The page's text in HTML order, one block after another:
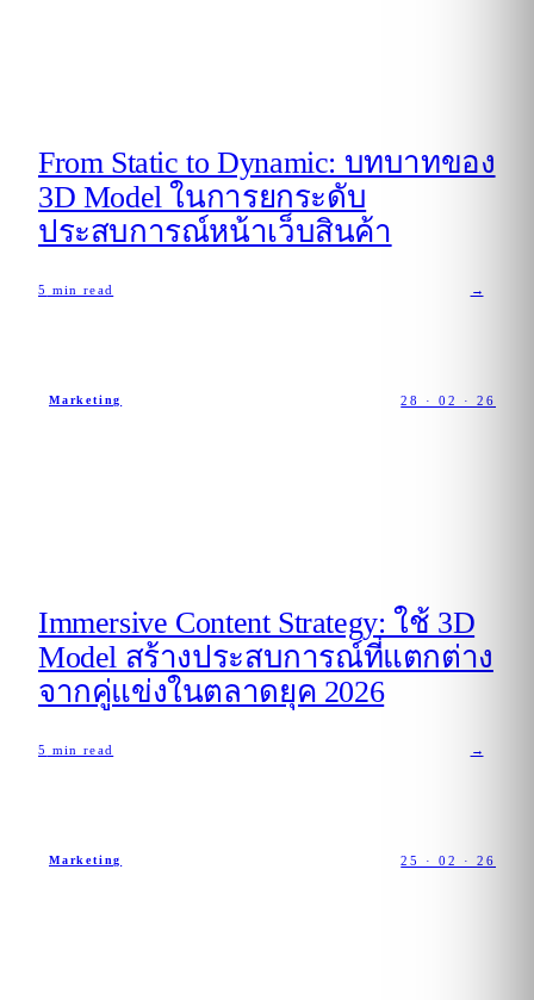
From Static to Dynamic: บทบาทของ
3D Model ในการยกระดับ
ประสบการณ์หน้าเว็บสินค้า
5 min read →
Marketing 28 · 02 · 26
Immersive Content Strategy: ใช้ 3D
Model สร้างประสบการณ์ที่แตกต่าง
จากคู่แข่งในตลาดยุค 2026
5 min read →
Marketing 25 · 02 · 26